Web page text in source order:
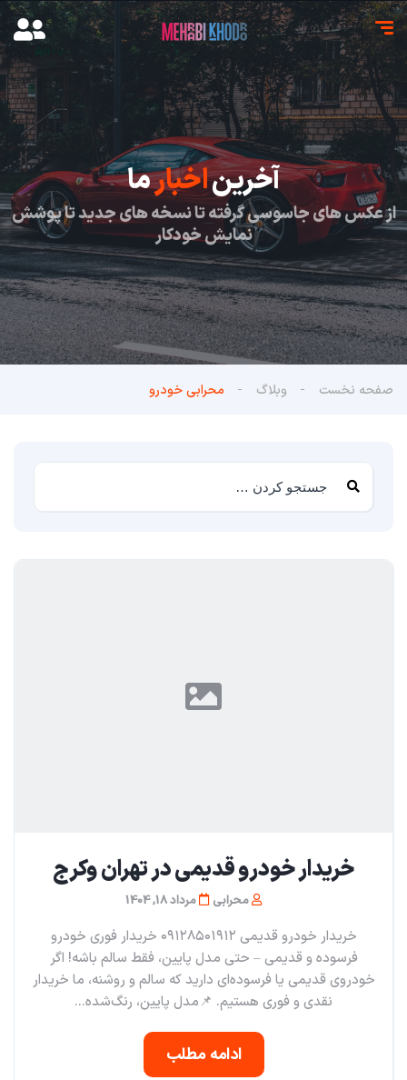
آخریناخبارما
از عکس های جاسوسی گرفته تا نسخه های جدید تا پوشش
نمایش خودکار
صفحه نخست وبلاگ محرابی خودرو
خریدار خودرو قدیمی در تهران و‌کرج
محرابی مرداد 18, 1404
خریدار خودرو قدیمی ۰۹۱۲۸۵۰۱۹۱۲ خریدار فوری خودرو
فرسوده و قدیمی – حتی مدل پایین، فقط سالم باشه! اگر
خودروی قدیمی یا فرسوده‌ای دارید که سالم و روشنه، ما خریدار
نقدی و فوری هستیم. 📌مدل پایین، رنگ‌شده...
ادامه مطلب